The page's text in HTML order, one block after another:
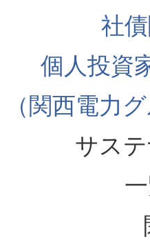
社
個人投資
（関西電力
サス